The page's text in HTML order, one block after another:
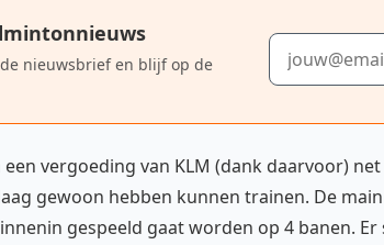
nieuwsbrief en blijf op de
E-mailadres
een vergoeding van KLM (dank daarvoor)
gewoon hebben kunnen trainen. De
gespeeld gaat worden op 4 banen.